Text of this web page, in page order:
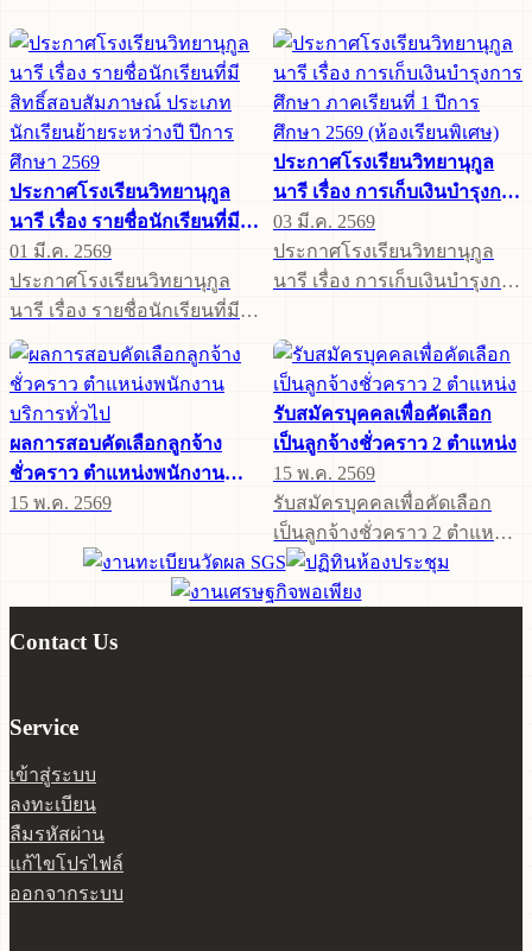
ประกาศโรงเรียนวิทยานุกูล
นารี เรื่อง รายชื่อนักเรียนที่มี
สิทธิ์สอบสัมภาษณ์ ประเภท
นักเรียนย้ายระหว่างปี ปีการ
ศึกษา 2569
01 มี.ค. 2569
ประกาศโรงเรียนวิทยานุกูล
นารี เรื่อง รายชื่อนักเรียนที่มี
สิทธิ์สอบสัมภาษณ์ ประเภท
นักเรียนย้ายระหว่างปี ปีการ
ศึกษา 2569
ประกาศโรงเรียนวิทยานุกูล
นารี เรื่อง การเก็บเงินบำรุงการ
ศึกษา ภาคเรียนที่ 1 ปีการ
ศึกษา 2569 (ห้องเรียนพิเศษ)
03 มี.ค. 2569
ประกาศโรงเรียนวิทยานุกูล
นารี เรื่อง การเก็บเงินบำรุงการ
ศึกษา 2569 (ห้องเรียนพิเศษ)
ผลการสอบคัดเลือกลูกจ้าง
ชั่วคราว ตำแหน่งพนักงาน
บริการทั่วไป
15 พ.ค. 2569
รับสมัครบุคคลเพื่อคัดเลือก
เป็นลูกจ้างชั่วคราว 2 ตำแหน่ง
15 พ.ค. 2569
รับสมัครบุคคลเพื่อคัดเลือก
เป็นลูกจ้างชั่วคราว 2 ตำแหน่ง
- ครูผู้ช่วยสาขาภาษา ญี่ปุ่น 1
ตำแหน่ง - เจ้าหน้าที่
Contact Us
Service
เข้าสู่ระบบ
ลงทะเบียน
ลืมรหัสผ่าน
แก้ไขโปรไฟล์
ออกจากระบบ